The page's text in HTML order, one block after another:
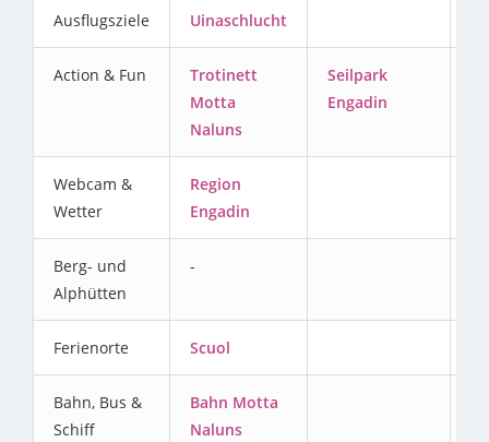
Ausflugsziele Uinaschlucht
Action & Fun
Trotinett
Motta
Naluns
Seilpark
Engadin
Webcam &
Wetter
Region
Engadin
Berg- und
Alphütten
-
Ferienorte Scuol
Bahn, Bus &
Schiff
Bahn Motta
Naluns